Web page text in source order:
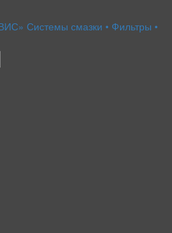
Системы смазки • Фильтры •